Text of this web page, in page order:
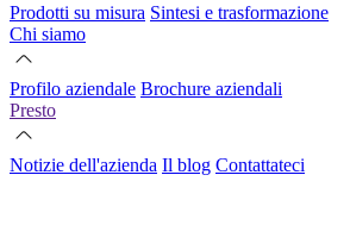
Prodotti su misura Sintesi e trasformazione
Chi siamo
Profilo aziendale Brochure aziendali
Presto
Notizie dell'azienda Il blog Contattateci